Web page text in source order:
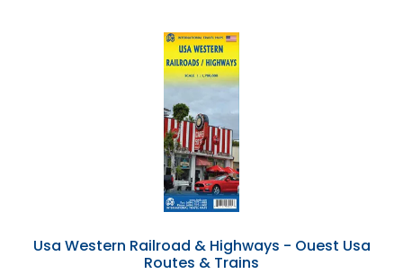
Usa Western Railroad & Highways - Ouest Usa
Routes & Trains